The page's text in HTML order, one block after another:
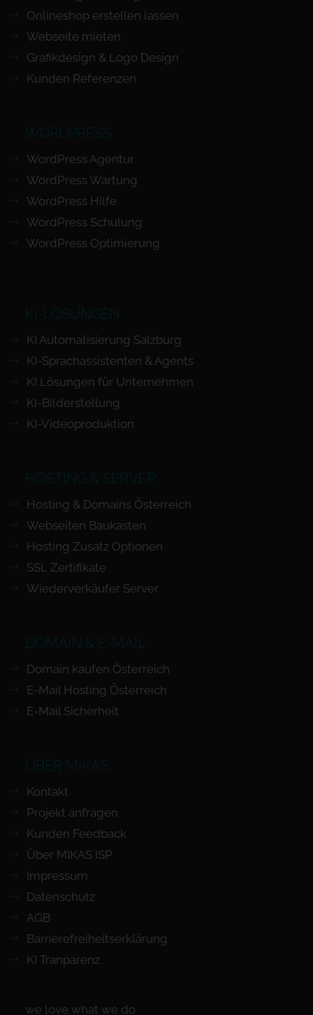
Onlineshop erstellen lassen
Webseite mieten
Grafikdesign & Logo Design
Kunden Referenzen
WORDPRESS
WordPress Agentur
WordPress Wartung
WordPress Hilfe
WordPress Schulung
WordPress Optimierung
KI-LÖSUNGEN
KI Automatisierung Salzburg
KI-Sprachassistenten & Agents
KI Lösungen für Unternehmen
KI-Bilderstellung
KI-Videoproduktion
HOSTING & SERVER
Hosting & Domains Österreich
Webseiten Baukasten
Hosting Zusatz Optionen
SSL Zertifikate
Wiederverkäufer Server
DOMAIN & E-MAIL
Domain kaufen Österreich
E-Mail Hosting Österreich
E-Mail Sicherheit
ÜBER MIKAS
Kontakt
Projekt anfragen
Kunden Feedback
Über MIKAS ISP
Impressum
Datenschutz
AGB
Barrierefreiheits­erklärung
KI Tranparenz
we love what we do